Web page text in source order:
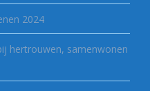
2024
hertrouwen, samenwonen